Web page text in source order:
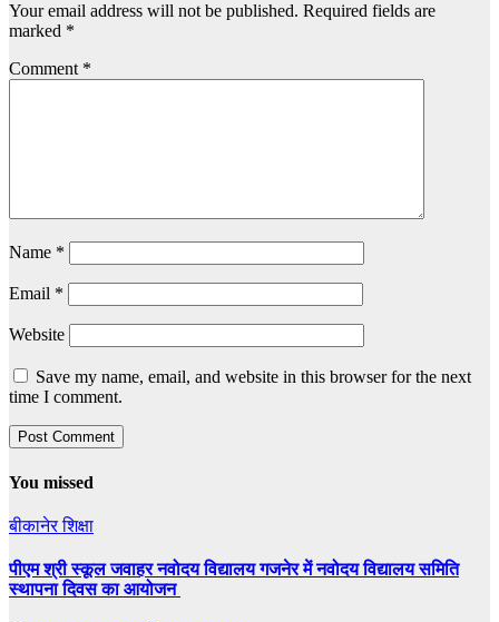
Your email address will not be published. Required fields are
marked *
Comment *
Name *
Email *
Website
Save my name, email, and website in this browser for the next
time I comment.
You missed
बीकानेरशिक्षा
पीएम श्री स्कूल जवाहर नवोदय विद्यालय गजनेर में नवोदय विद्यालय समिति
स्थापना दिवस का आयोजन